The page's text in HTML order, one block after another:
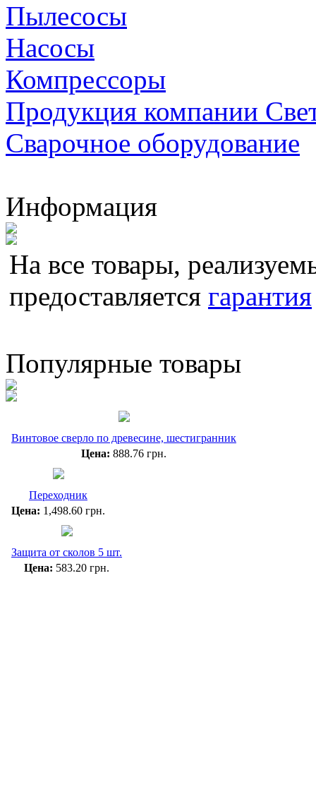
Пылесосы
Насосы
Компрессоры
Продукция компании
Сварочное оборудование
Информация
На все товары,
предоставляется гарантия
Популярные товары
Винтовое сверло по древесине, шестигранник
Цена: 888.76 грн.
Переходник
Цена: 1,498.60 грн.
Защита от сколов 5 шт.
Цена: 583.20 грн.